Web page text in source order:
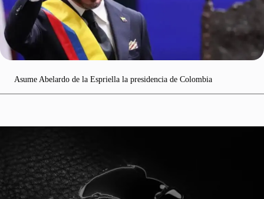
Asume Abelardo de la Espriella la presidencia de Colombia